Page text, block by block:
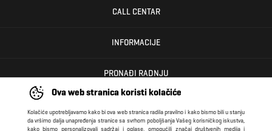
Ova web stranica koristi kolačiće
Kolačiće upotrebljavamo kako bi ova web stranica radila pravilno i kako bismo bili u stanju
da vršimo dalja unapređenja stranice sa svrhom poboljšanja Vašeg korisničkog iskustva,
kako bismo personalizovali sadržaj i oglase, omogućili značaj društvenih medija i
CALL CENTAR
INFORMACIJE
PRONAĐI RADNJU